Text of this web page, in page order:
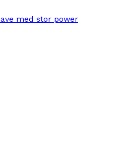
med stor power